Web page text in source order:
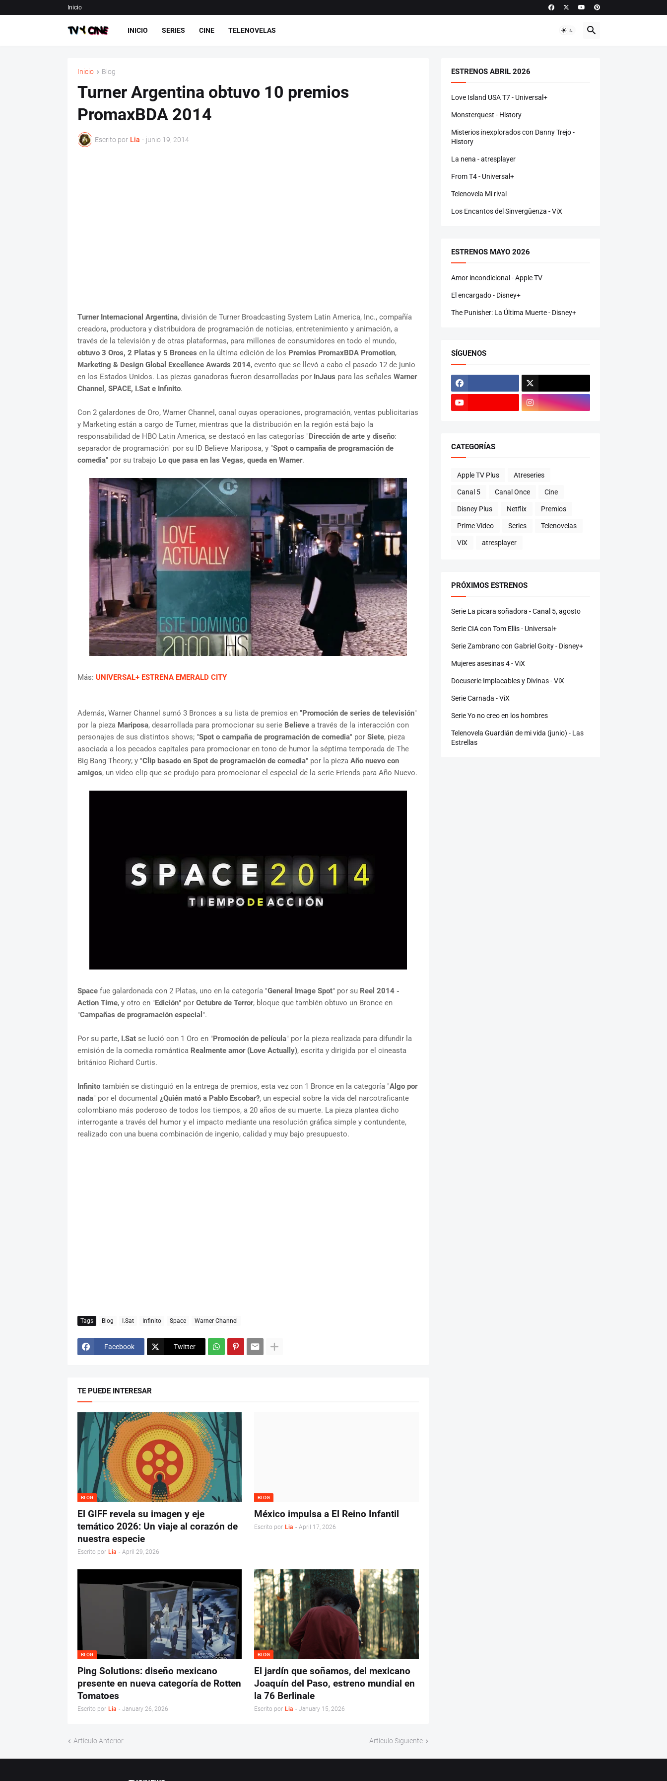
Inicio
INICIO SERIES CINE TELENOVELAS
Inicio Blog
Turner Argentina obtuvo 10 premios
PromaxBDA 2014
Escrito por Lia - junio 19, 2014
Turner Internacional Argentina, división de Turner Broadcasting System Latin America, Inc., compañía
creadora, productora y distribuidora de programación de noticias, entretenimiento y animación, a
través de la televisión y de otras plataformas, para millones de consumidores en todo el mundo,
obtuvo 3 Oros, 2 Platas y 5 Bronces en la última edición de los Premios PromaxBDA Promotion,
Marketing & Design Global Excellence Awards 2014, evento que se llevó a cabo el pasado 12 de junio
en los Estados Unidos. Las piezas ganadoras fueron desarrolladas por InJaus para las señales Warner
Channel, SPACE, I.Sat e Infinito.
Con 2 galardones de Oro, Warner Channel, canal cuyas operaciones, programación, ventas publicitarias
y Marketing están a cargo de Turner, mientras que la distribución en la región está bajo la
responsabilidad de HBO Latin America, se destacó en las categorías "Dirección de arte y diseño:
separador de programación" por su ID Believe Mariposa, y "Spot o campaña de programación de
comedia" por su trabajo Lo que pasa en las Vegas, queda en Warner.
Más: UNIVERSAL+ ESTRENA EMERALD CITY
Además, Warner Channel sumó 3 Bronces a su lista de premios en "Promoción de series de televisión"
por la pieza Mariposa, desarrollada para promocionar su serie Believea través de la interacción con
personajes de sus distintos shows; "Spot o campaña de programación de comedia" por Siete, pieza
asociada a los pecados capitales para promocionar en tono de humor la séptima temporada de The
Big Bang Theory; y "Clip basado en Spot de programación de comedia" por la pieza Año nuevo con
amigos, un video clip que se produjo para promocionar el especial de la serie Friends para Año Nuevo.
Spacefue galardonada con 2 Platas, uno en la categoría "General Image Spot" por su Reel 2014 -
Action Time, y otro en "Edición" por Octubre de Terror, bloque que también obtuvo un Bronce en
"Campañas de programación especial ".
Por su parte, I.Satse lució con 1 Oro en "Promoción de película" por la pieza realizada para difundir la
emisión de la comedia romántica Realmente amor (Love Actually), escrita y dirigida por el cineasta
británico Richard Curtis.
Infinitotambién se distinguió en la entrega de premios, esta vez con 1 Bronce en la categoría "Algo por
nada" por el documental ¿Quién mató a Pablo Escobar?, un especial sobre la vida del narcotraficante
colombiano más poderoso de todos los tiempos, a 20 años de su muerte. La pieza plantea dicho
interrogante a través del humor y el impacto mediante una resolución gráfica simple y contundente,
realizado con una buena combinación de ingenio, calidad y muy bajo presupuesto.
Tags Blog I.Sat Infinito Space Warner Channel
Facebook Twitter
TE PUEDE INTERESAR
BLOG
El GIFF revela su imagen y eje
temático 2026: Un viaje al corazón de
nuestra especie
Escrito por Lia - April 29, 2026
BLOG
México impulsa a El Reino Infantil
Escrito por Lia - April 17, 2026
BLOG
Ping Solutions: diseño mexicano
presente en nueva categoría de Rotten
Tomatoes
Escrito por Lia - January 26, 2026
BLOG
El jardín que soñamos, del mexicano
Joaquín del Paso, estreno mundial en
la 76 Berlinale
Escrito por Lia - January 15, 2026
Artículo Anterior Artículo Siguiente
ESTRENOS ABRIL 2026
Love Island USA T7 - Universal+
Monsterquest - History
Misterios inexplorados con Danny Trejo -
History
La nena - atresplayer
From T4 - Universal+
Telenovela Mi rival
Los Encantos del Sinvergüenza - ViX
ESTRENOS MAYO 2026
Amor incondicional - Apple TV
El encargado - Disney+
The Punisher: La Última Muerte - Disney+
SÍGUENOS
CATEGORÍAS
Apple TV Plus Atreseries
Canal 5 Canal Once Cine
Disney Plus Netflix Premios
Prime Video Series Telenovelas
ViX atresplayer
PRÓXIMOS ESTRENOS
Serie La picara soñadora - Canal 5, agosto
Serie CIA con Tom Ellis - Universal+
Serie Zambrano con Gabriel Goity - Disney+
Mujeres asesinas 4 - ViX
Docuserie Implacables y Divinas - ViX
Serie Carnada - ViX
Serie Yo no creo en los hombres
Telenovela Guardián de mi vida (junio) - Las
Estrellas